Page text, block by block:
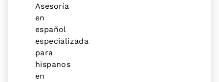
Asesoría
en
español
especializada
para
hispanos
en